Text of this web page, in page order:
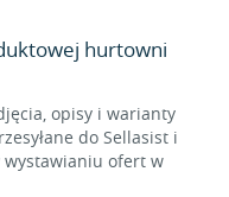
hurtowni
opisy i warianty
do Sellasist i
wystawianiu ofert w